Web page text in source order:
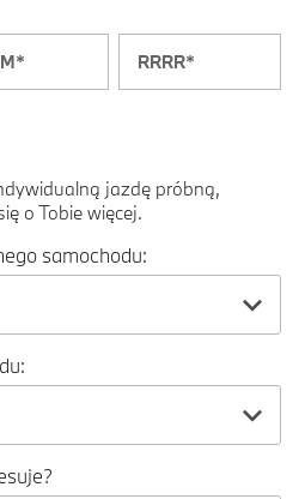
jazdę próbną,
o Tobie więcej.
samochodu: